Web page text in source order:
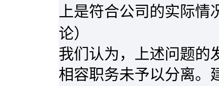
上是符合公司的实际情
论）
我们认为，上述问题的
相容职务未予以分离。